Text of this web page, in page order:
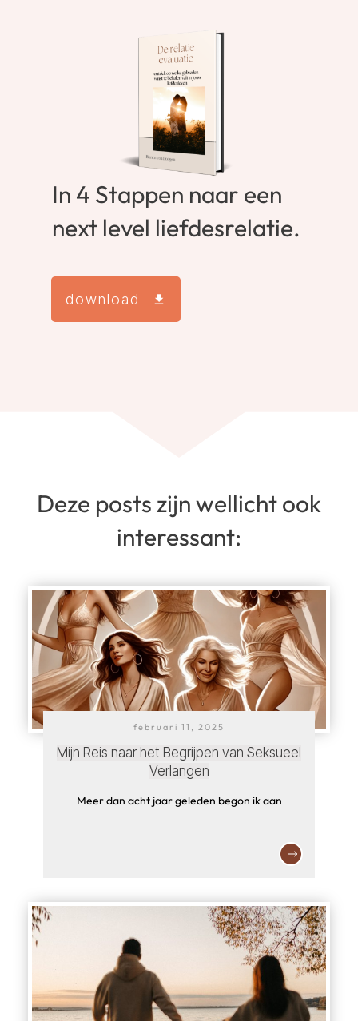
In 4 Stappen naar een
next level liefdesrelatie.
download
Deze posts zijn wellicht ook
interessant:
februari 11, 2025
Mijn Reis naar het Begrijpen van Seksueel
Verlangen
Meer dan acht jaar geleden begon ik aan